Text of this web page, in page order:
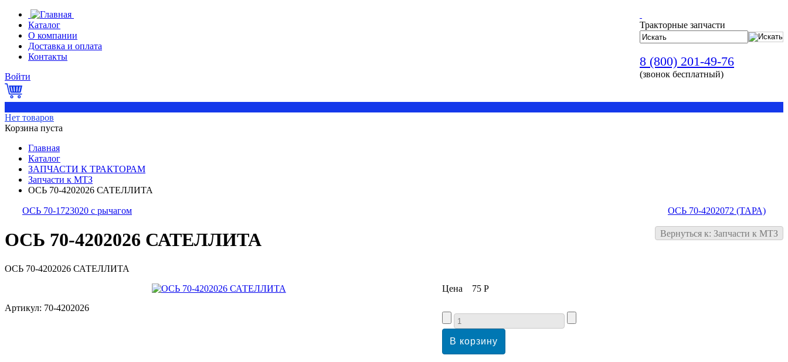
Тракторные запчасти
8 (800) 201-49-76
(звонок бесплатный)
Каталог
О компании
Доставка и оплата
Контакты
Войти
Нет товаров
Корзина пуста
Главная
Каталог
ЗАПЧАСТИ К ТРАКТОРАМ
Запчасти к МТЗ
ОСЬ 70-4202026 САТЕЛЛИТА
ОСЬ 70-1723020 с рычагом ОСЬ 70-4202072 (ТАРА)
Вернуться к: Запчасти к МТЗ
ОСЬ 70-4202026 САТЕЛЛИТА
ОСЬ 70-4202026 САТЕЛЛИТА
Цена
75 Р
Артикул: 70-4202026